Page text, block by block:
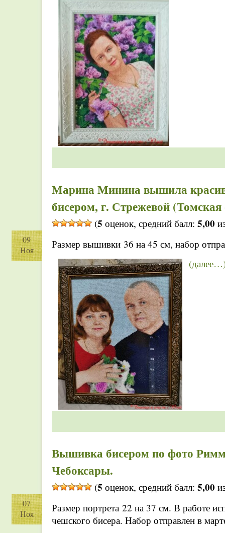
Марина Минина вышила
бисером, г. Стрежевой (Томская
(5 оценок, средний балл: 5,00
09
Ноя
Размер вышивки 36 на 45 см, набор
Вышивка бисером по фото
Чебоксары.
(5 оценок, средний балл: 5,00
07
Ноя
Размер портрета 22 на 37 см. В работе
чешского бисера. Набор отправлен в